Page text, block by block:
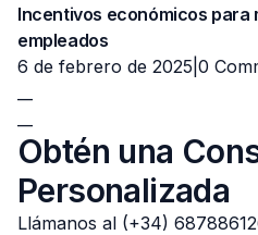
Incentivos económicos para
empleados
6 de febrero de 2025| 0
Obtén una
Personalizada
Llámanos al (+34)